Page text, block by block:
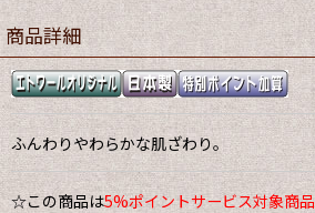
商品詳細
ふんわりやわらかな肌ざわり。
☆この商品は5%ポイントサービス対象商品